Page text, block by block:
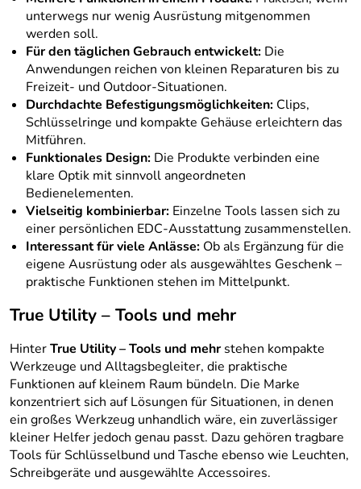
unterwegs nur wenig Ausrüstung mitgenommen
werden soll.
Für den täglichen Gebrauch entwickelt: Die
Anwendungen reichen von kleinen Reparaturen bis zu
Freizeit- und Outdoor-Situationen.
Durchdachte Befestigungsmöglichkeiten: Clips,
Schlüsselringe und kompakte Gehäuse erleichtern das
Mitführen.
Funktionales Design: Die Produkte verbinden eine
klare Optik mit sinnvoll angeordneten
Bedienelementen.
Vielseitig kombinierbar: Einzelne Tools lassen sich zu
einer persönlichen EDC-Ausstattung zusammenstellen.
Interessant für viele Anlässe: Ob als Ergänzung für die
eigene Ausrüstung oder als ausgewähltes Geschenk –
praktische Funktionen stehen im Mittelpunkt.
True Utility – Tools und mehr
HinterTrue Utility – Tools und mehrstehen kompakte
Werkzeuge und Alltagsbegleiter, die praktische
Funktionen auf kleinem Raum bündeln. Die Marke
konzentriert sich auf Lösungen für Situationen, in denen
ein großes Werkzeug unhandlich wäre, ein zuverlässiger
kleiner Helfer jedoch genau passt. Dazu gehören tragbare
Tools für Schlüsselbund und Tasche ebenso wie Leuchten,
Schreibgeräte und ausgewählte Accessoires.